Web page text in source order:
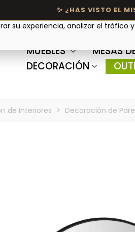
MUEBLES MESAS
DECORACIÓN
de Interiores > Decoración de
su experiencia, analizar el tráfico